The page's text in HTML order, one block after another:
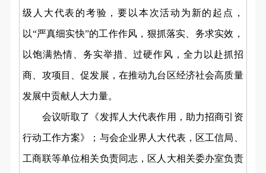
级人大代表的考验，要以本次活动为新的起点，
以“严真细实快”的工作作风，狠抓落实、务求实效，
以饱满热情、务实举措、过硬作风，全力以赴抓招
商、攻项目、促发展，在推动九台区经济社会高质量
发展中贡献人大力量。
会议听取了《发挥人大代表作用，助力招商引资
行动工作方案》；与会企业界人大代表，区工信局、
工商联等单位相关负责同志，区人大相关委办室负责